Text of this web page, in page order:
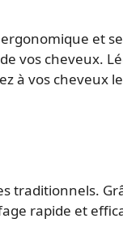
et
vos cheveux.
à vos cheveux
traditionnels.
rapide et